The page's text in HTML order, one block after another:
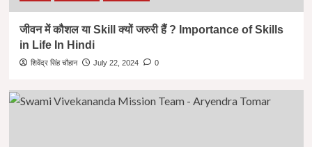
जीवन में कौशल या Skill क्यों जरुरी हैं ? Importance of Skills
in Life In Hindi
शिवेंद्र सिंह चौहान July 22, 2024 0